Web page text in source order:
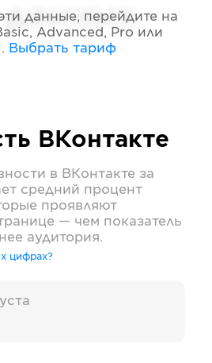
данных
данные, перейдите на
Advanced, Pro или
. Выбрать тариф
ВКонтакте
в ВКонтакте за
средний процент
проявляют
— чем показатель
аудитория.
цифрах?